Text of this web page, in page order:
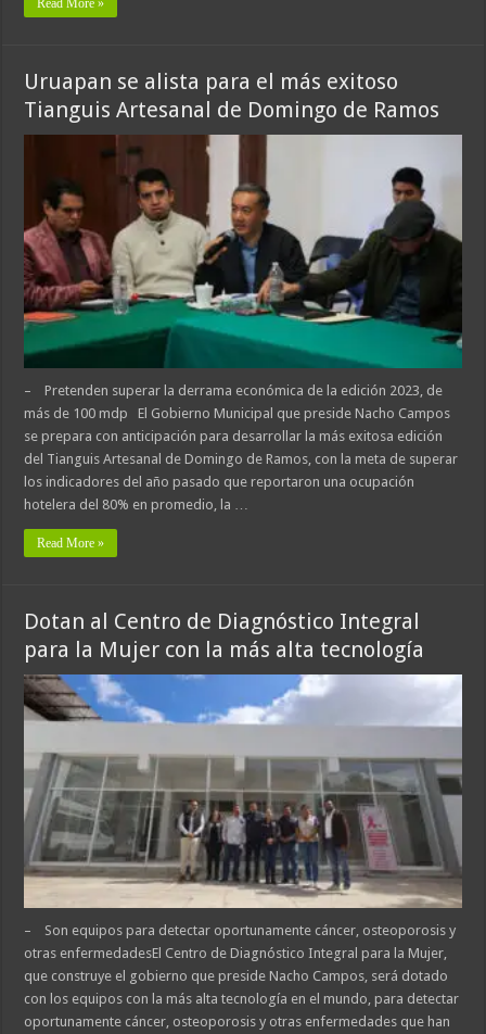
Read More »
Uruapan se alista para el más exitoso
Tianguis Artesanal de Domingo de Ramos
– Pretenden superar la derrama económica de la edición 2023, de
más de 100 mdp El Gobierno Municipal que preside Nacho Campos
se prepara con anticipación para desarrollar la más exitosa edición
del Tianguis Artesanal de Domingo de Ramos, con la meta de superar
los indicadores del año pasado que reportaron una ocupación
hotelera del 80% en promedio, la …
Read More »
Dotan al Centro de Diagnóstico Integral
para la Mujer con la más alta tecnología
– Son equipos para detectar oportunamente cáncer, osteoporosis y
otras enfermedadesEl Centro de Diagnóstico Integral para la Mujer,
que construye el gobierno que preside Nacho Campos, será dotado
con los equipos con la más alta tecnología en el mundo, para detectar
oportunamente cáncer, osteoporosis y otras enfermedades que han